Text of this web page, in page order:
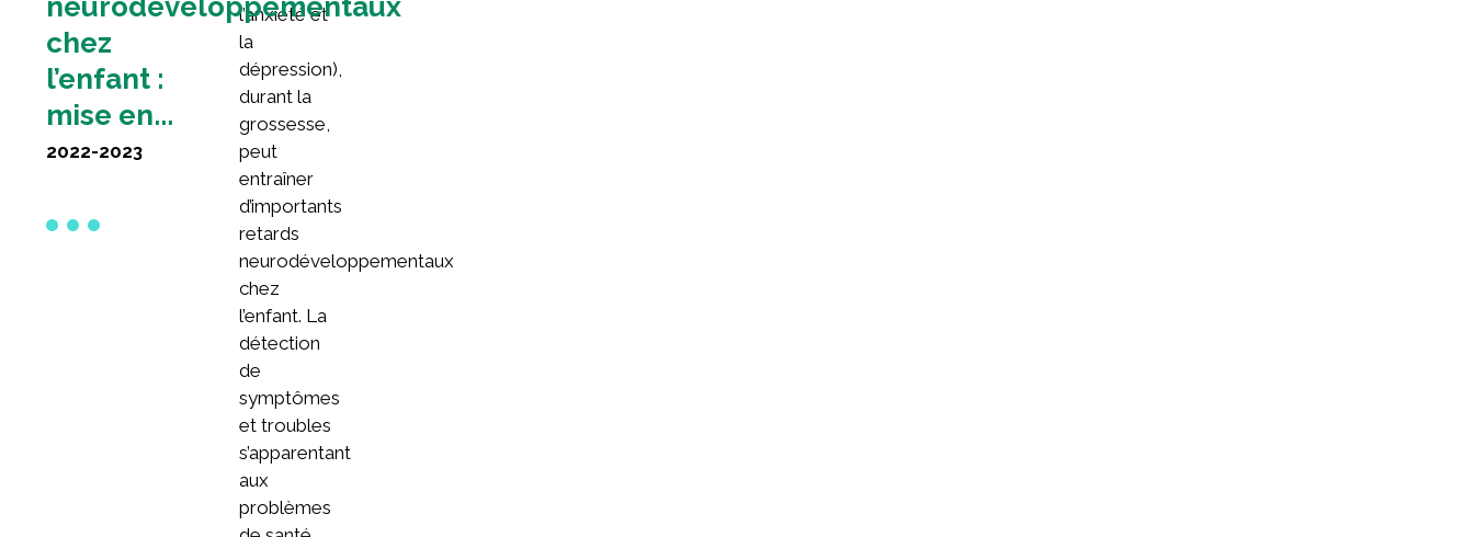
neurodéveloppementaux
chez
l’enfant :
mise en...
2022-2023
l’anxiété et
la
dépression),
durant la
grossesse,
peut
entraîner
d’importants
retards
neurodéveloppementaux
chez
l’enfant. La
détection
de
symptômes
et troubles
s’apparentant
aux
problèmes